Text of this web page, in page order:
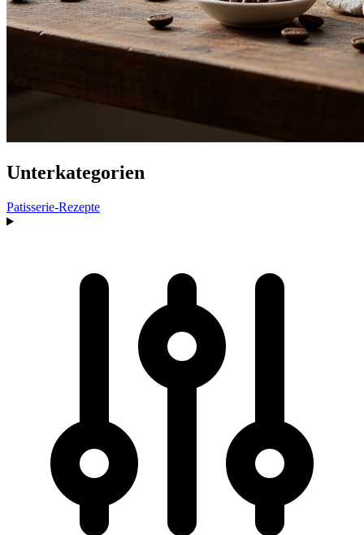
Unterkategorien
Patisserie-Rezepte